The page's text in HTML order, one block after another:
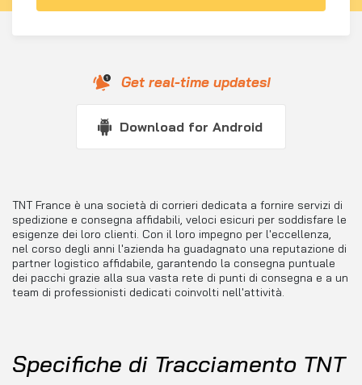
Get real-time updates!
Download for Android
TNT France è una società di corrieri dedicata a fornire servizi di
spedizione e consegna affidabili, veloci esicuri per soddisfare le
esigenze dei loro clienti. Con il loro impegno per l'eccellenza,
nel corso degli anni l'azienda ha guadagnato una reputazione di
partner logistico affidabile, garantendo la consegna puntuale
dei pacchi grazie alla sua vasta rete di punti di consegna e a un
team di professionisti dedicati coinvolti nell'attività.
Specifiche di Tracciamento TNT